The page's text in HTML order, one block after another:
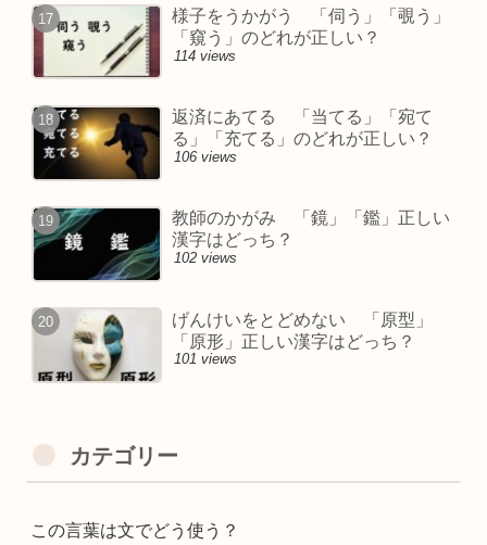
様子をうかがう 「伺う」「覗う」
「窺う」のどれが正しい？
114 views
返済にあてる 「当てる」「宛て
る」「充てる」のどれが正しい？
106 views
教師のかがみ 「鏡」「鑑」正しい
漢字はどっち？
102 views
げんけいをとどめない 「原型」
「原形」正しい漢字はどっち？
101 views
カテゴリー
この言葉は文でどう使う？